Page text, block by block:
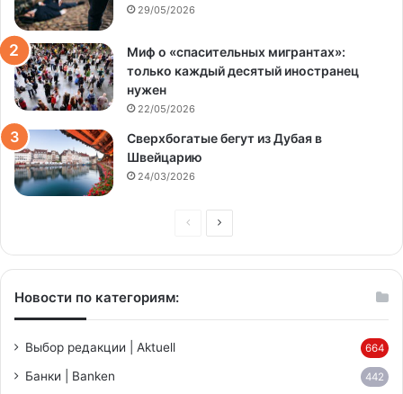
29/05/2026
Миф о «спасительных мигрантах»:
только каждый десятый иностранец
нужен
22/05/2026
Сверхбогатые бегут из Дубая в
Швейцарию
24/03/2026
Предыдущая
Следующая
Новости по категориям:
Выбор редакции | Aktuell 664
Банки | Banken 442